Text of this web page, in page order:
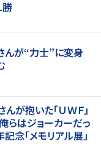
勝
んが“力士”に変身
が抱いた「ＵＷＦ」
らはジョーカーだっ
念「メモリアル展」